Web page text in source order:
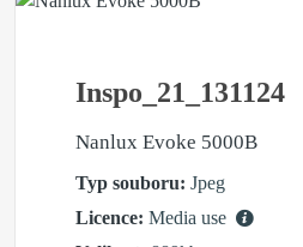
Inspo_21_131124
Nanlux Evoke 5000B
Typ souboru: Jpeg
Licence: Media use